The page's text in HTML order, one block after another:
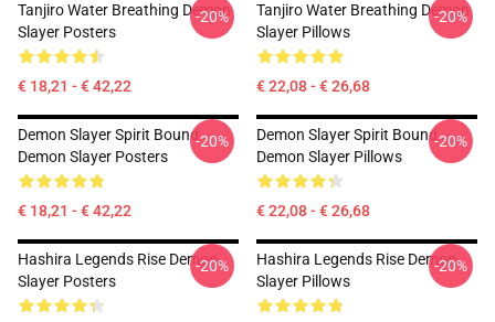
Tanjiro Water Breathing Demon
Slayer Posters
€ 18,21 - € 42,22
-20%
Tanjiro Water Breathing Demon
Slayer Pillows
€ 22,08 - € 26,68
-20%
Demon Slayer Spirit Bound
Demon Slayer Posters
€ 18,21 - € 42,22
-20%
Demon Slayer Spirit Bound
Demon Slayer Pillows
€ 22,08 - € 26,68
-20%
Hashira Legends Rise Demon
Slayer Posters
-20%
Hashira Legends Rise Demon
Slayer Pillows
-20%